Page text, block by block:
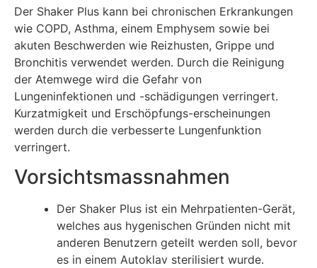
Der Shaker Plus kann bei chronischen Erkrankungen
wie COPD, Asthma, einem Emphysem sowie bei
akuten Beschwerden wie Reizhusten, Grippe und
Bronchitis verwendet werden. Durch die Reinigung
der Atemwege wird die Gefahr von
Lungeninfektionen und -schädigungen verringert.
Kurzatmigkeit und Erschöpfungs-erscheinungen
werden durch die verbesserte Lungenfunktion
verringert.
Vorsichtsmassnahmen
Der Shaker Plus ist ein Mehrpatienten-Gerät,
welches aus hygenischen Gründen nicht mit
anderen Benutzern geteilt werden soll, bevor
es in einem Autoklav sterilisiert wurde.